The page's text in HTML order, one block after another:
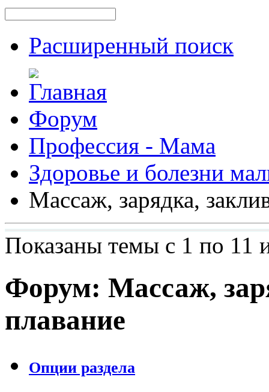
Расширенный поиск
Форум
Профессия - Мама
Здоровье и болезни
Массаж, зарядка,
Показаны темы с 1 по 11
Форум: Массаж,
плавание
Опции раздела